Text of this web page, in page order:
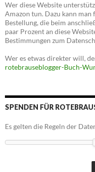
Wer diese Website
Amazon tun. Dazu kann man
Bestellung, die beim
paar Prozent an diese
Bestimmungen zum
Wer es etwas direkter will,
rotebrauseblogger-Buch-
SPENDEN FÜR
Es gelten die Regeln der